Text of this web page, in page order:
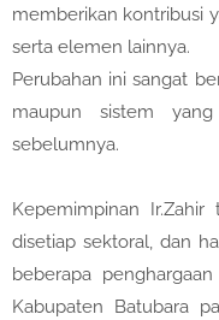
memberikan kontribusi
serta elemen lainnya.
Perubahan ini sangat
maupun sistem
sebelumnya.
Kepemimpinan
disetiap sektoral, dan
beberapa
Kabupaten Batubara